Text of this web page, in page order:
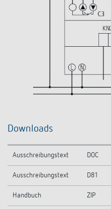
Downloads
Ausschreibungstext DOC
Ausschreibungstext D81
Handbuch ZIP